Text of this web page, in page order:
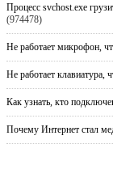
Процесс svchost.exe
(974478)
Не работает микрофон,
Не работает клавиатура,
Как узнать, кто
Почему Интернет стал